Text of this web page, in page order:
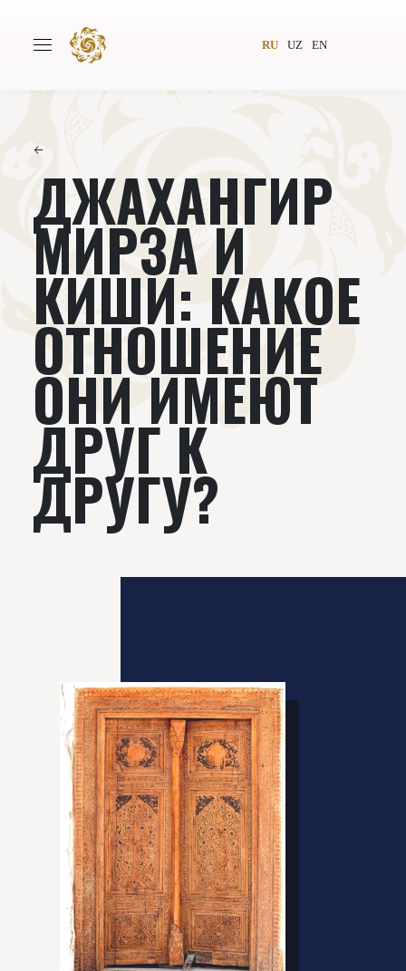
RU UZ EN
Авторы Всемирное общество
Издательство Новости
Проекты Подкасты
Книги Видеолекторий
←
ДЖАХАНГИР
МИРЗА И
КИШИ: КАКОЕ
ОТНОШЕНИЕ
ОНИ ИМЕЮТ
ДРУГ К
ДРУГУ?